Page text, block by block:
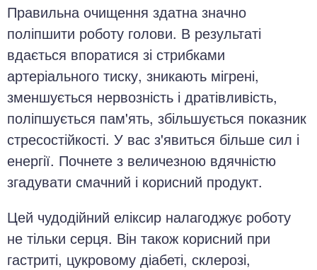
Правильна очищення здатна значно
поліпшити роботу голови. В результаті
вдається впоратися зі стрибками
артеріального тиску, зникають мігрені,
зменшується нервозність і дратівливість,
поліпшується пам'ять, збільшується показник
стресостійкості. У вас з'явиться більше сил і
енергії. Почнете з величезною вдячністю
згадувати смачний і корисний продукт.
Цей чудодійний еліксир налагоджує роботу
не тільки серця. Він також корисний при
гастриті, цукровому діабеті, склерозі,